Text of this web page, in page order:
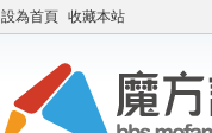
設為首頁 收藏本站